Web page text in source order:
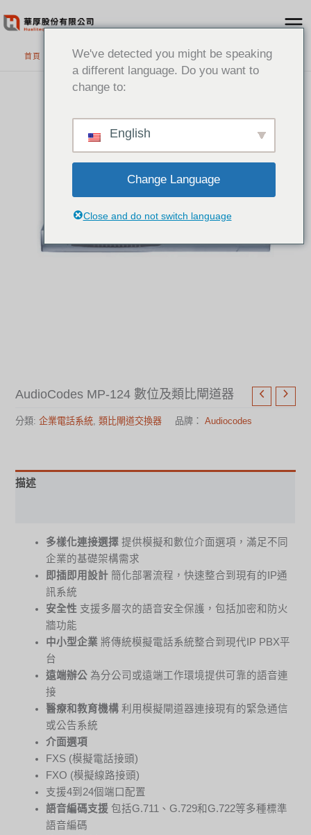
至
首頁 精選產品
AudioCodes MP-124 數位及類比閘道器
分類:企業電話系統 ,類比閘道交換器 品牌：Audiocodes
描述
多樣化連接選擇 提供模擬和數位介面選項，滿足不同
企業的基礎架構需求
即插即用設計 簡化部署流程，快速整合到現有的IP通
訊系統
安全性 支援多層次的語音安全保護，包括加密和防火
牆功能
中小型企業 將傳統模擬電話系統整合到現代IP PBX平
台
遠端辦公 為分公司或遠端工作環境提供可靠的語音連
接
醫療和教育機構 利用模擬閘道器連接現有的緊急通信
或公告系統
介面選項
FXS (模擬電話接頭)
FXO (模擬線路接頭)
支援4到24個端口配置
語音編碼支援 包括G.711、G.729和G.722等多種標準
語音編碼
We've detected you might be speaking
a different language. Do you want to
change to:
English
Change Language
Close and do not switch language